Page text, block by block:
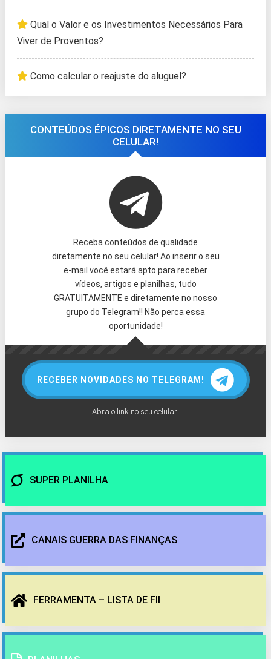
Qual o Valor e os Investimentos Necessários Para
Viver de Proventos?
Como calcular o reajuste do aluguel?
CONTEÚDOS ÉPICOS DIRETAMENTE NO SEU
CELULAR!
Receba conteúdos de qualidade
diretamente no seu celular! Ao inserir o seu
e-mail você estará apto para receber
vídeos, artigos e planilhas, tudo
GRATUITAMENTE e diretamente no nosso
grupo do Telegram!! Não perca essa
oportunidade!
RECEBER NOVIDADES NO TELEGRAM!
Abra o link no seu celular!
SUPER PLANILHA
CANAIS GUERRA DAS FINANÇAS
FERRAMENTA – LISTA DE FII